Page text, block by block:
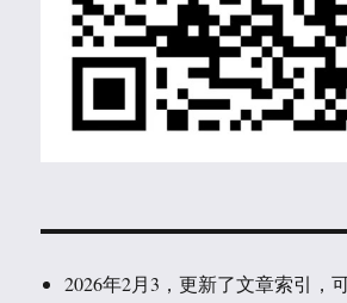
2026年2月3，更新了文章索引，